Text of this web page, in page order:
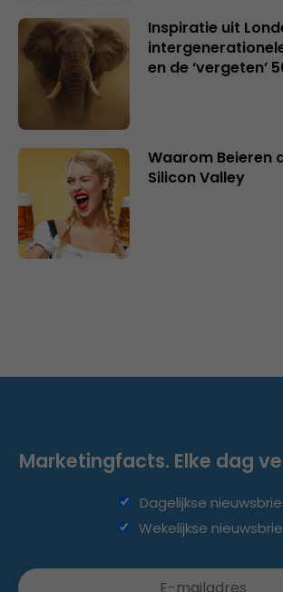
Inspiratie uit
en de ‘vergeten’
Waarom Beieren
Silicon Valley
Marketingfacts. Elke dag
Dagelijkse
Wekelijkse